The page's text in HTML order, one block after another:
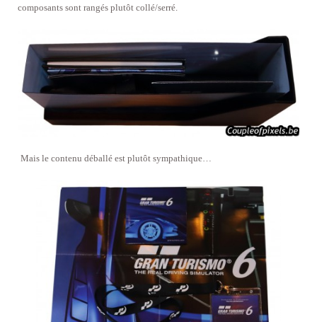
composants sont rangés plutôt collé/serré.
Mais le contenu déballé est plutôt sympathique…